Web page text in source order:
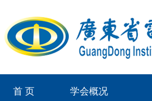
首 页 学会概况